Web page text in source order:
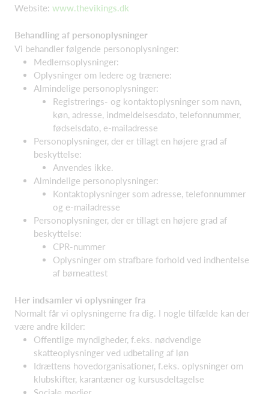
Website: www.thevikings.dk
Behandling af personoplysninger
Vi behandler følgende personoplysninger:
Medlemsoplysninger:
Oplysninger om ledere og trænere:
Almindelige personoplysninger:
Registrerings- og kontaktoplysninger som navn,
køn, adresse, indmeldelsesdato, telefonnummer,
fødselsdato, e-mailadresse
Personoplysninger, der er tillagt en højere grad af
beskyttelse:
Anvendes ikke.
Almindelige personoplysninger:
Kontaktoplysninger som adresse, telefonnummer
og e-mailadresse
Personoplysninger, der er tillagt en højere grad af
beskyttelse:
CPR-nummer
Oplysninger om strafbare forhold ved indhentelse
af børneattest
Her indsamler vi oplysninger fra
Normalt får vi oplysningerne fra dig. I nogle tilfælde kan der
være andre kilder:
Offentlige myndigheder, f.eks. nødvendige
skatteoplysninger ved udbetaling af løn
Idrættens hovedorganisationer, f.eks. oplysninger om
klubskifter, karantæner og kursusdeltagelse